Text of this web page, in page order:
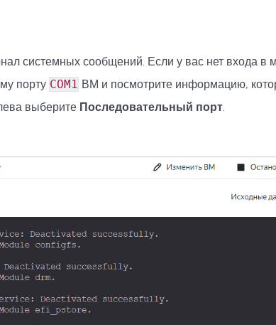
системных сообщений. Если у вас нет входа в
порту COM1 ВМ и посмотрите информацию,
выберите Последовательный порт.